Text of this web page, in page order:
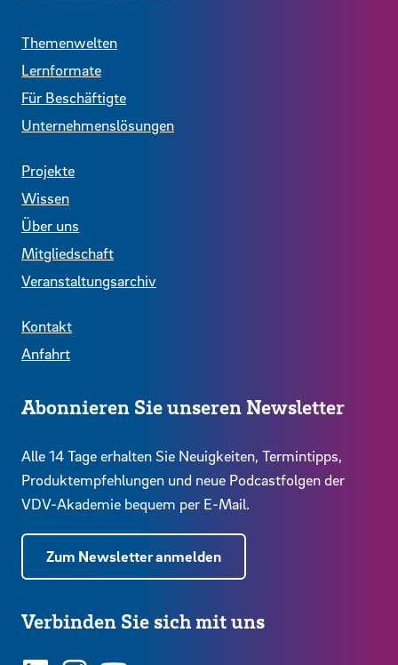
Abonnieren Sie unseren Newsletter
Alle 14 Tage erhalten Sie Neuigkeiten, Termintipps,
Produktempfehlungen und neue Podcastfolgen der
VDV-Akademie bequem per E-Mail.
Zum Newsletter anmelden
Verbinden Sie sich mit uns
Themenwelten
Lernformate
Für Beschäftigte
Unternehmenslösungen
Projekte
Wissen
Über uns
Mitgliedschaft
Veranstaltungsarchiv
Kontakt
Anfahrt